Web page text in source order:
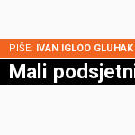
PIŠE: IVAN IGLOO GLUHAK
Mali